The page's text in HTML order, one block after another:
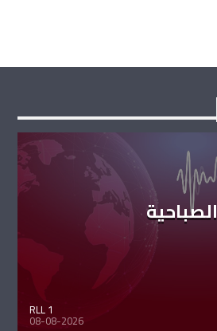
الصباحية
RLL 1
08-08-2026